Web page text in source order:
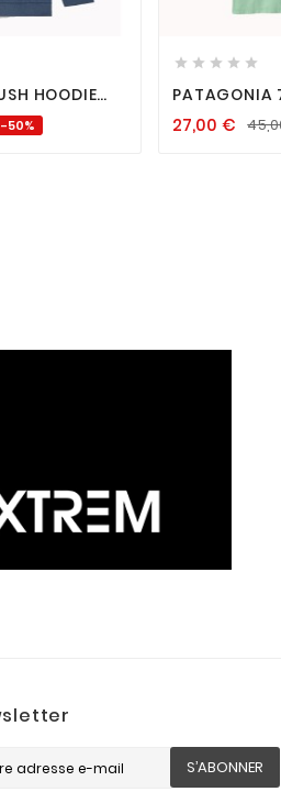
 
HOODIE
-50%

    
PATAGONIA
TEE RINSED
27,00€
S’ABONNER